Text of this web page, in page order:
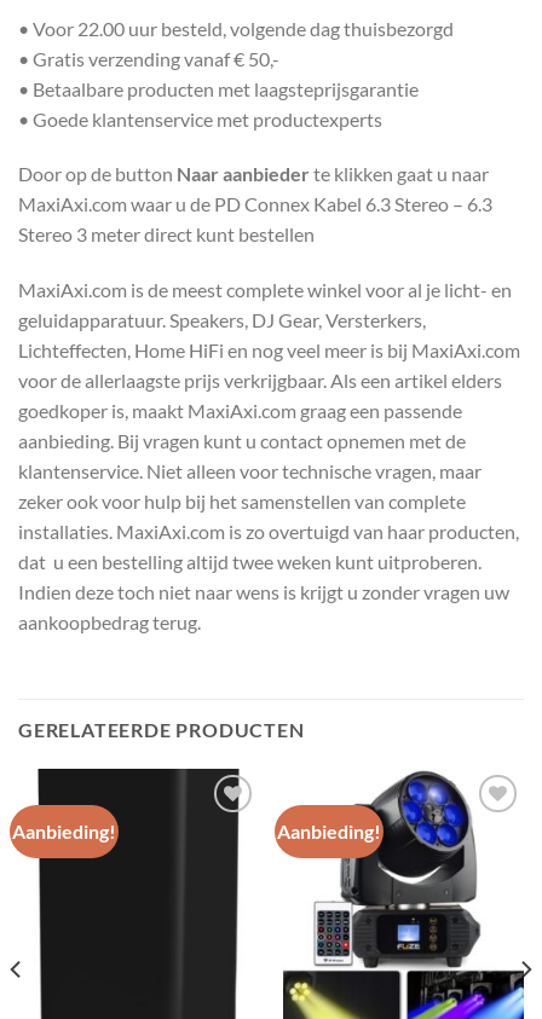
• Voor 22.00 uur besteld, volgende dag thuisbezorgd
• Gratis verzending vanaf € 50,-
• Betaalbare producten met laagsteprijsgarantie
• Goede klantenservice met productexperts
Door op de button Naar aanbieder te klikken gaat u naar
MaxiAxi.com waar u de PD Connex Kabel 6.3 Stereo – 6.3
Stereo 3 meter direct kunt bestellen
MaxiAxi.com is de meest complete winkel voor al je licht- en
geluidapparatuur. Speakers, DJ Gear, Versterkers,
Lichteffecten, Home HiFi en nog veel meer is bij MaxiAxi.com
voor de allerlaagste prijs verkrijgbaar. Als een artikel elders
goedkoper is, maakt MaxiAxi.com graag een passende
aanbieding. Bij vragen kunt u contact opnemen met de
klantenservice. Niet alleen voor technische vragen, maar
zeker ook voor hulp bij het samenstellen van complete
installaties. MaxiAxi.com is zo overtuigd van haar producten,
dat u een bestelling altijd twee weken kunt uitproberen.
Indien deze toch niet naar wens is krijgt u zonder vragen uw
aankoopbedrag terug.
GERELATEERDE PRODUCTEN
Aanbieding! Aanbieding!
Toevoegen
wenslijst